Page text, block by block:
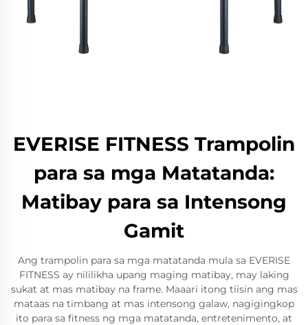
EVERISE FITNESS Trampolin
para sa mga Matatanda:
Matibay para sa Intensong
Gamit
Ang trampolin para sa mga matatanda mula sa EVERISE
FITNESS ay nililikha upang maging matibay, may laking
sukat at mas matibay na frame. Maaari itong tiisin ang mas
mataas na timbang at mas intensong galaw, nagigingkop
ito para sa fitness ng mga matatanda, entretenimento, at